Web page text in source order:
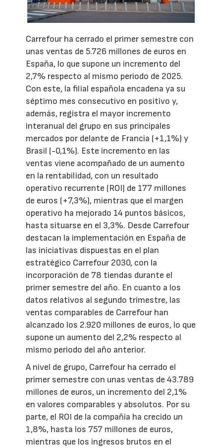
Carrefour ha cerrado el primer semestre con
unas ventas de 5.726 millones de euros en
España, lo que supone un incremento del
2,7% respecto al mismo periodo de 2025.
Con este, la filial española encadena ya su
séptimo mes consecutivo en positivo y,
además, registra el mayor incremento
interanual del grupo en sus principales
mercados por delante de Francia (+1,1%) y
Brasil (-0,1%). Este incremento en las
ventas viene acompañado de un aumento
en la rentabilidad, con un resultado
operativo recurrente (ROI) de 177 millones
de euros (+7,3%), mientras que el margen
operativo ha mejorado 14 puntos básicos,
hasta situarse en el 3,3%. Desde Carrefour
destacan la implementación en España de
las iniciativas dispuestas en el plan
estratégico Carrefour 2030, con la
incorporación de 78 tiendas durante el
primer semestre del año. En cuanto a los
datos relativos al segundo trimestre, las
ventas comparables de Carrefour han
alcanzado los 2.920 millones de euros, lo que
supone un aumento del 2,2% respecto al
mismo periodo del año anterior.
A nivel de grupo, Carrefour ha cerrado el
primer semestre con unas ventas de 43.789
millones de euros, un incremento del 2,1%
en valores comparables y absolutos. Por su
parte, el ROI de la compañía ha crecido un
1,8%, hasta los 757 millones de euros,
mientras que los ingresos brutos en el